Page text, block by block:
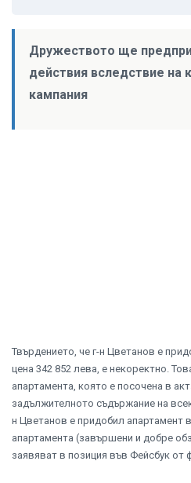
Дружеството ще
действия вследствие на
кампания
Твърдението, че г-н Цветанов е
цена 342 852 лева, е некоректно.
апартамента, която е посочена в
задължителното съдържание на
н Цветанов е придобил апартамент
апартамента (завършени и добре
заявяват в позиция във Фейсбук от